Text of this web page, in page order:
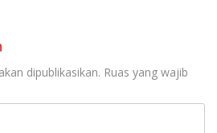
dipublikasikan. Ruas yang wajib